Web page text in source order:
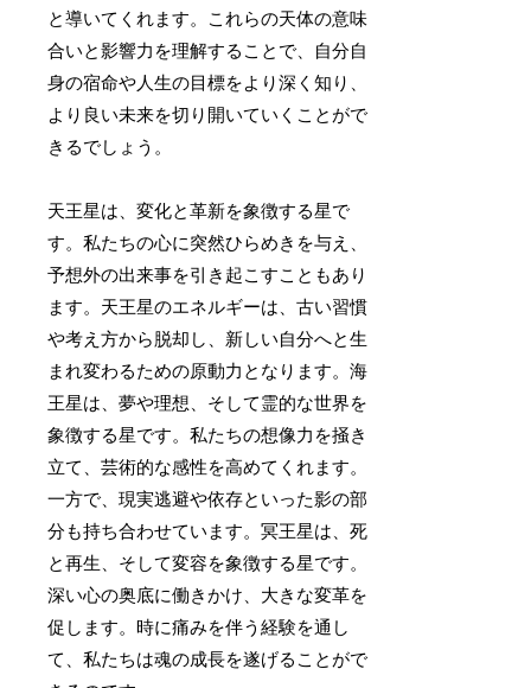
と導いてくれます。これらの天体の意味
合いと影響力を理解することで、自分自
身の宿命や人生の目標をより深く知り、
より良い未来を切り開いていくことがで
きるでしょう。
天王星は、変化と革新を象徴する星で
す。私たちの心に突然ひらめきを与え、
予想外の出来事を引き起こすこともあり
ます。天王星のエネルギーは、古い習慣
や考え方から脱却し、新しい自分へと生
まれ変わるための原動力となります。海
王星は、夢や理想、そして霊的な世界を
象徴する星です。私たちの想像力を掻き
立て、芸術的な感性を高めてくれます。
一方で、現実逃避や依存といった影の部
分も持ち合わせています。冥王星は、死
と再生、そして変容を象徴する星です。
深い心の奥底に働きかけ、大きな変革を
促します。時に痛みを伴う経験を通し
て、私たちは魂の成長を遂げることがで